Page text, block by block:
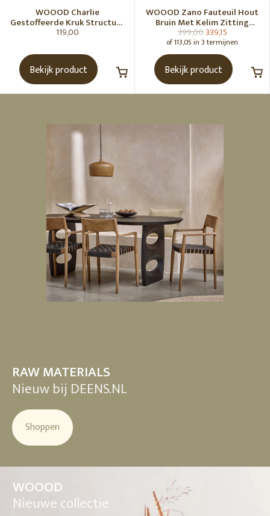
WOOOD Charlie
Gestoffeerde Kruk Structuur
Stof Karamelbruin [Fsc]
119,00
Bekijk product
WOOOD Zano Fauteuil Hout
Bruin Met Kelim Zitting
Naturel
399,00339,15
of 113,05 in 3 termijnen
Bekijk product
RAW MATERIALS
Nieuw bij DEENS.NL
Shoppen
WOOOD
Nieuwe collectie